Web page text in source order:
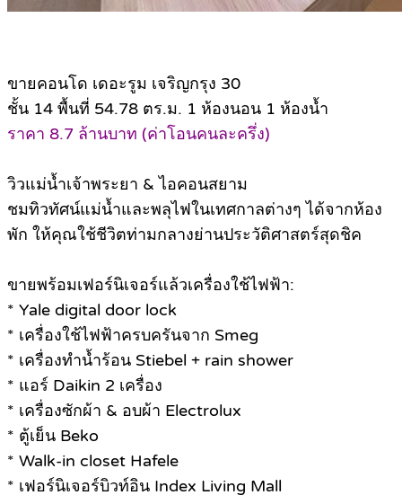
ขายคอนโด เดอะรูม เจริญกรุง 30
ชั้น 14 พื้นที่ 54.78 ตร.ม. 1 ห้องนอน 1 ห้องน้ำ
ราคา 8.7 ล้านบาท (ค่าโอนคนละครึ่ง)
วิวแม่น้ำเจ้าพระยา & ไอคอนสยาม
ชมทิวทัศน์แม่น้ำและพลุไฟในเทศกาลต่างๆ ได้จากห้อง
พัก ให้คุณใช้ชีวิตท่ามกลางย่านประวัติศาสตร์สุดชิค
ขายพร้อมเฟอร์นิเจอร์แล้วเครื่องใช้ไฟฟ้า:
* Yale digital door lock
* เครื่องใช้ไฟฟ้าครบครันจาก Smeg
* เครื่องทำน้ำร้อน Stiebel + rain shower
* แอร์ Daikin 2 เครื่อง
* เครื่องซักผ้า & อบผ้า Electrolux
* ตู้เย็น Beko
* Walk-in closet Hafele
* เฟอร์นิเจอร์บิวท์อิน Index Living Mall